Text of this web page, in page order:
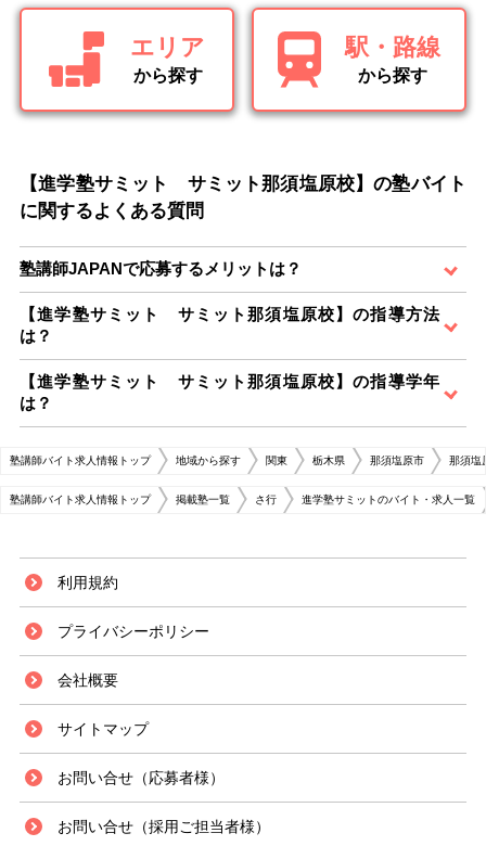
エリア
から探す
駅・路線
から探す
【進学塾サミット サミット那須塩原校】の塾バイト
に関するよくある質問
塾講師JAPANで応募するメリットは？
【進学塾サミット サミット那須塩原校】の指導方法
は？
【進学塾サミット サミット那須塩原校】の指導学年
は？
塾講師バイト求人情報トップ 地域から探す 関東 栃木県 那須塩原市 那須塩
塾講師バイト求人情報トップ 掲載塾一覧 さ行 進学塾サミットのバイト・求人一覧
利用規約
プライバシーポリシー
会社概要
サイトマップ
お問い合せ（応募者様）
お問い合せ（採用ご担当者様）